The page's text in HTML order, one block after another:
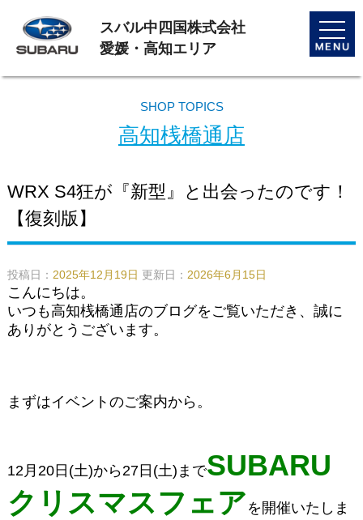
toggle
スバル中四国株式会社
愛媛・高知エリア
SHOP TOPICS
高知桟橋通店
WRX S4狂が『新型』と出会ったのです！
【復刻版】
投稿日： 2025年12月19日 更新日： 2026年6月15日
こんにちは。
いつも高知桟橋通店のブログをご覧いただき、誠に
ありがとうございます。
まずはイベントのご案内から。
12月20日(土)から27日(土)までSUBARU
クリスマスフェア を開催いたしま